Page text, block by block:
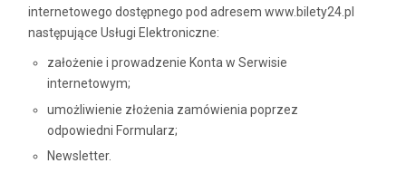
internetowego dostępnego pod adresem www.bilety24.pl
następujące Usługi Elektroniczne:
założenie i prowadzenie Konta w Serwisie
internetowym;
umożliwienie złożenia zamówienia poprzez
odpowiedni Formularz;
Newsletter.